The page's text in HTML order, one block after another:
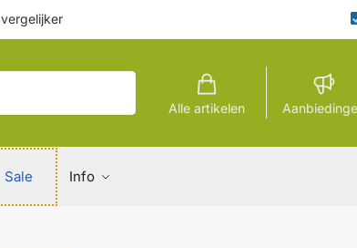
vergelijker
Alle artikelen
Sale Info